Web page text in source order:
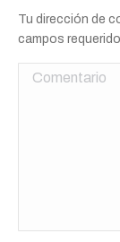
Tu dirección de
campos
Comentario